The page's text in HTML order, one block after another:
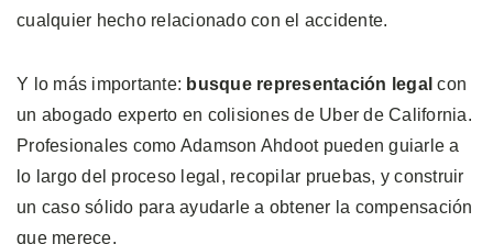
cualquier hecho relacionado con el accidente.
Y lo más importante: busque representación legalcon
un abogado experto en colisiones de Uber de California.
Profesionales como Adamson Ahdoot pueden guiarle a
lo largo del proceso legal, recopilar pruebas, y construir
un caso sólido para ayudarle a obtener la compensación
que merece.